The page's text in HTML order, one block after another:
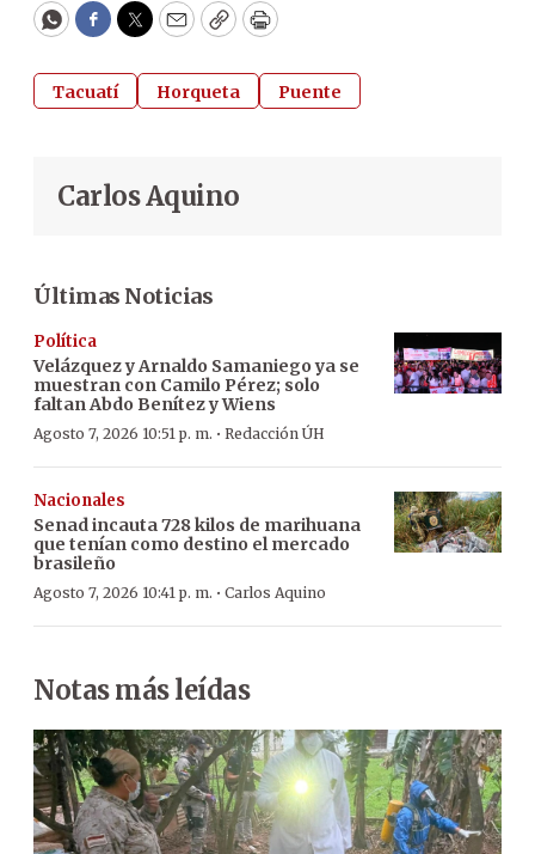
WhatsApp
Facebook
Twitter
EmailCopyPrint
Tacuatí Horqueta Puente
Carlos Aquino
Últimas Noticias
Política
Velázquez y Arnaldo Samaniego ya se
muestran con Camilo Pérez; solo
faltan Abdo Benítez y Wiens
Agosto 7, 2026 10:51 p. m. · Redacción ÚH
Nacionales
Senad incauta 728 kilos de marihuana
que tenían como destino el mercado
brasileño
Agosto 7, 2026 10:41 p. m. · Carlos Aquino
Notas más leídas